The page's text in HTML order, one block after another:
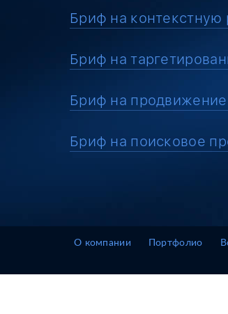
Бриф на контекстную
Бриф на
Бриф на продвижение
Бриф на поисковое
О компании Портфолио